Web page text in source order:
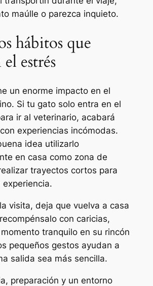
maúlle o parezca inquieto.
hábitos que
estrés
un enorme impacto en el
Si tu gato solo entra en el
ir al veterinario, acabará
experiencias incómodas.
idea utilizarlo
en casa como zona de
trayectos cortos para
experiencia.
visita, deja que vuelva a casa
con caricias,
tranquilo en su rincón
pequeños gestos ayudan a
salida sea más sencilla.
preparación y un entorno